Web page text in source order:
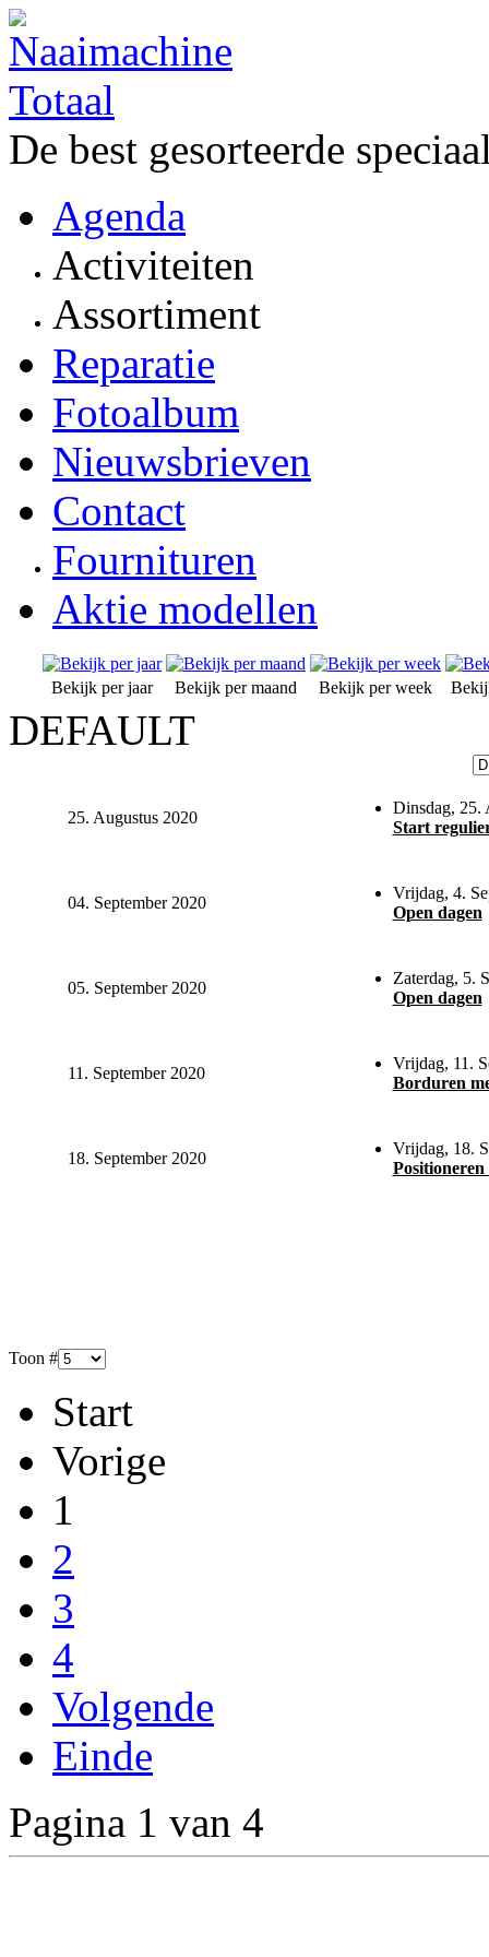
De best gesorteerde
Agenda
Activiteiten
Assortiment
Reparatie
Fotoalbum
Nieuwsbrieven
Contact
Fournituren
Aktie modellen
Bekijk per jaar Bekijk per maand Bekijk per week
DEFAULT
25. Augustus 2020
Dinsdag, 25.
Start
04. September 2020
Vrijdag, 4.
Open dagen
05. September 2020
Zaterdag, 5.
Open dagen
11. September 2020
Vrijdag, 11.
Borduren
18. September 2020
Vrijdag, 18.
Toon #
Start
Vorige
1
2
3
4
Volgende
Einde
Pagina 1 van 4